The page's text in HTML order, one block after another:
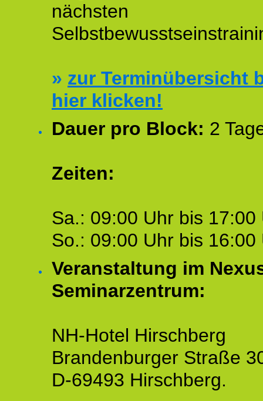
nächsten
» zur Terminübersicht
hier klicken!
Dauer pro Block: 2
Zeiten:
Sa.: 09:00 Uhr bis 17:00
So.: 09:00 Uhr bis 16:00
Veranstaltung im
Seminarzentrum:
NH-Hotel Hirschberg
Brandenburger Straße
D-69493 Hirschberg.